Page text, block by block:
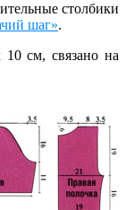
столбики
шаг».
см, связано на